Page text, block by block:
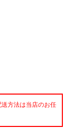
方法は当店のお任